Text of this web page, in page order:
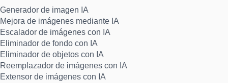
Generador de imagen IA
Mejora de imágenes mediante IA
Escalador de imágenes con IA
Eliminador de fondo con IA
Eliminador de objetos con IA
Reemplazador de imágenes con IA
Extensor de imágenes con IA